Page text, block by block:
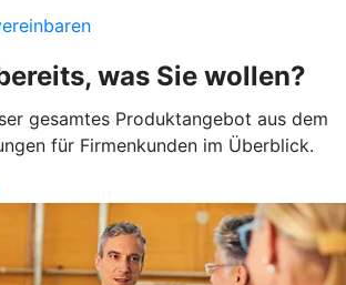
was Sie wollen?
gesamtes Produktangebot aus dem
für Firmenkunden im Überblick.